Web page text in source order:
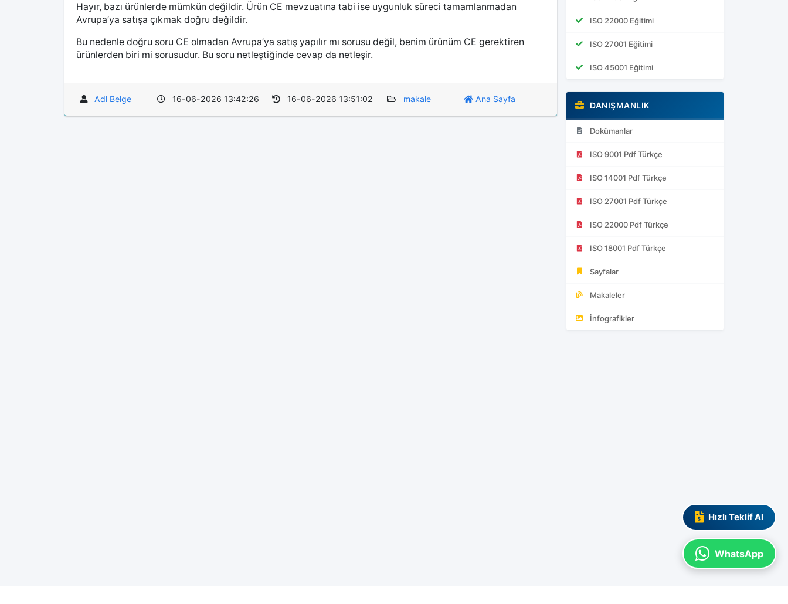
Hayır, bazı ürünlerde mümkün değildir. Ürün CE mevzuatına tabi ise uygunluk süreci tamamlanmadan
Avrupa’ya satışa çıkmak doğru değildir.
Bu nedenle doğru soru CE olmadan Avrupa’ya satış yapılır mı sorusu değil, benim ürünüm CE gerektiren
ürünlerden biri mi sorusudur. Bu soru netleştiğinde cevap da netleşir.
Adl Belge 16-06-2026 13:42:26 16-06-2026 13:51:02 makale Ana Sayfa
ISO 22000 Eğitimi
ISO 27001 Eğitimi
ISO 45001 Eğitimi
DANIŞMANLIK
Dokümanlar
ISO 9001 Pdf Türkçe
ISO 14001 Pdf Türkçe
ISO 27001 Pdf Türkçe
ISO 22000 Pdf Türkçe
ISO 18001 Pdf Türkçe
Sayfalar
Makaleler
İnfografikler
Hızlı Teklif Al
WhatsApp